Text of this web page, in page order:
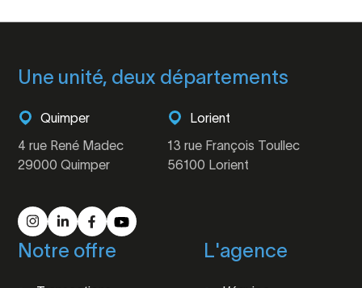
Une unité, deux départements
Quimper
4 rue René Madec
29000 Quimper
Lorient
13 rue François Toullec
56100 Lorient
Notre offre L'agence